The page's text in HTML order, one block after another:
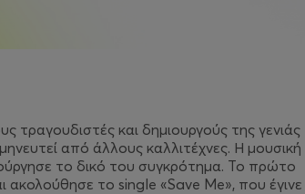
τραγουδιστές και δημιουργούς της γενιάς
από άλλους καλλιτέχνες. Η μουσική
το δικό του συγκρότημα. Το πρώτο
το single «Save Me», που έγινε